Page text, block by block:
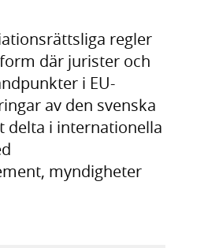
regler
där jurister och
i EU-
av den svenska
delta i internationella
myndigheter